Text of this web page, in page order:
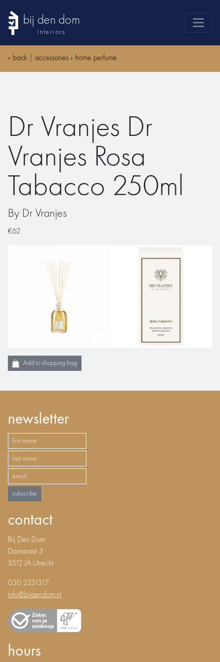
bij den dom
interiors
products
advice
news
search
« back accessories » home perfume
Dr Vranjes Dr
Vranjes Rosa
Tabacco 250ml
By Dr Vranjes
€62
Add to shopping bag
newsletter
subscribe
contact
Bij Den Dom
Domstraat 3
3512 JA Utrecht
030 2331317
info@bijdendom.nl
hours